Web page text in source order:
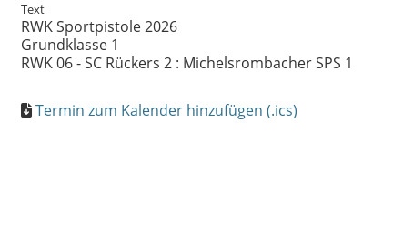
Text
RWK Sportpistole 2026
Grundklasse 1
RWK 06 - SC Rückers 2 : Michelsrombacher SPS 1
Termin zum Kalender hinzufügen (.ics)